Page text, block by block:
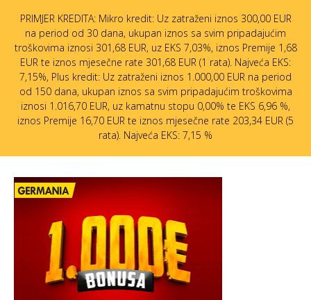
PRIMJER KREDITA: Mikro kredit: Uz zatraženi iznos 300,00 EUR
na period od 30 dana, ukupan iznos sa svim pripadajućim
troškovima iznosi 301,68 EUR, uz EKS 7,03%, iznos Premije 1,68
EUR te iznos mjesečne rate 301,68 EUR (1 rata). Najveća EKS:
7,15%, Plus kredit: Uz zatraženi iznos 1.000,00 EUR na period
od 150 dana, ukupan iznos sa svim pripadajućim troškovima
iznosi 1.016,70 EUR, uz kamatnu stopu 0,00% te EKS 6,96 %,
iznos Premije 16,70 EUR te iznos mjesečne rate 203,34 EUR (5
rata). Najveća EKS: 7,15 %